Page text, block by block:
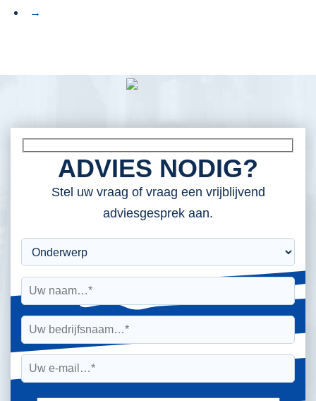
→
ADVIES NODIG?
Stel uw vraag of vraag een vrijblijvend
adviesgesprek aan.